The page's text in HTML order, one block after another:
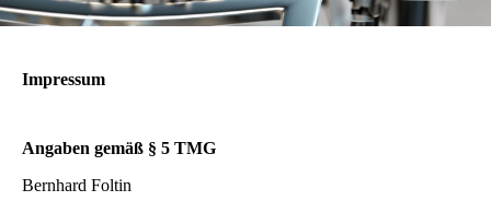
Impressum
Angaben gemäß § 5 TMG
Bernhard Foltin